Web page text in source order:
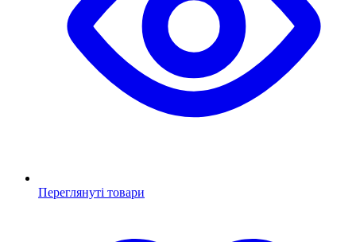
Переглянуті товари